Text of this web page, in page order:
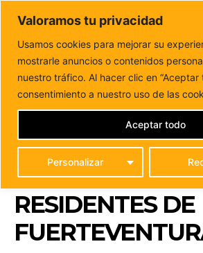
Valoramos tu privacidad
Usamos cookies para mejorar su
mostrarle anuncios o contenidos
nuestro tráfico. Al hacer clic en “Aceptar
consentimiento a nuestro uso de las
Personalizar
Aceptar todo
DUNAS FM
Tu informacion de forma
Inicio FUERTEVENTURA
El Cabildo
bonificación del 75% en el parking del
EL CABILDO
UNA
75% EN EL
AEROPUERTO
RESIDENTES DE